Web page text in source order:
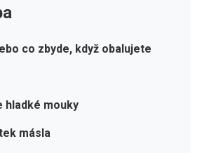
co zbyde, když obalujete
hladké mouky
másla